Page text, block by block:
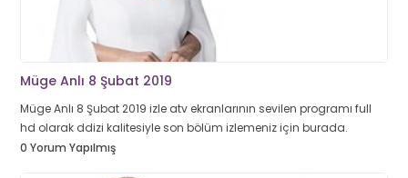
Müge Anlı 8 Şubat 2019
Müge Anlı 8 Şubat 2019 izle atv ekranlarının sevilen programı full
hd olarak ddizi kalitesiyle son bölüm izlemeniz için burada.
0 Yorum Yapılmış